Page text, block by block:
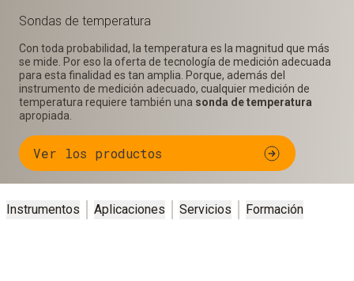
Sondas de temperatura
Con toda probabilidad, la temperatura es la magnitud que más
se mide. Por eso la oferta de tecnología de medición adecuada
para esta finalidad es tan amplia. Porque, además del
instrumento de medición adecuado, cualquier medición de
temperatura requiere también una sonda de temperatura
apropiada.
Ver los productos
Instrumentos Aplicaciones Servicios Formación